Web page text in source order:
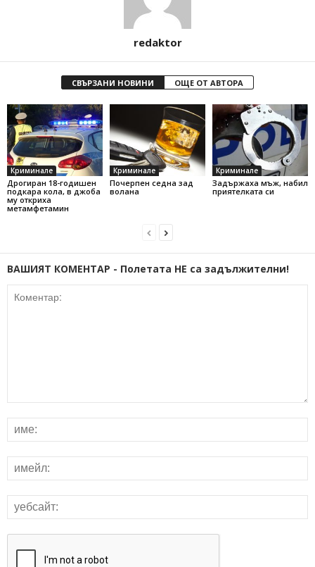
redaktor
СВЪРЗАНИ НОВИНИ ОЩЕ ОТ АВТОРА
Криминале
Дрогиран 18-годишен
подкара кола, в джоба
му откриха
метамфетамин
Криминале
Почерпен седна зад
волана
Криминале
Задържаха мъж, набил
приятелката си
ВАШИЯТ КОМЕНТАР - Полетата НЕ са задължителни!